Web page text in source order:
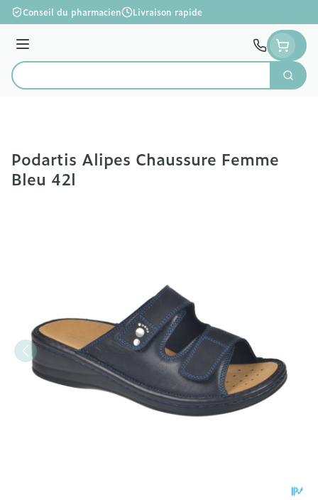
Aller au contenu
Conseil du pharmacien Livraison rapide
Menu
Rechercher
Podartis Alipes Chaussure Femme
Bleu 42l